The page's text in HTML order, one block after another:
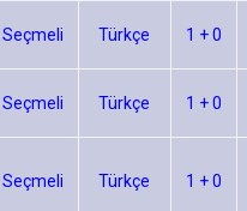
Seçmeli Türkçe 1 + 0
Seçmeli Türkçe 1 + 0
Seçmeli Türkçe 1 + 0